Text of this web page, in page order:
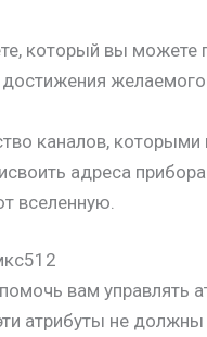
который вы
каналов,
адреса
вселенную.
вам управлять
атрибуты не